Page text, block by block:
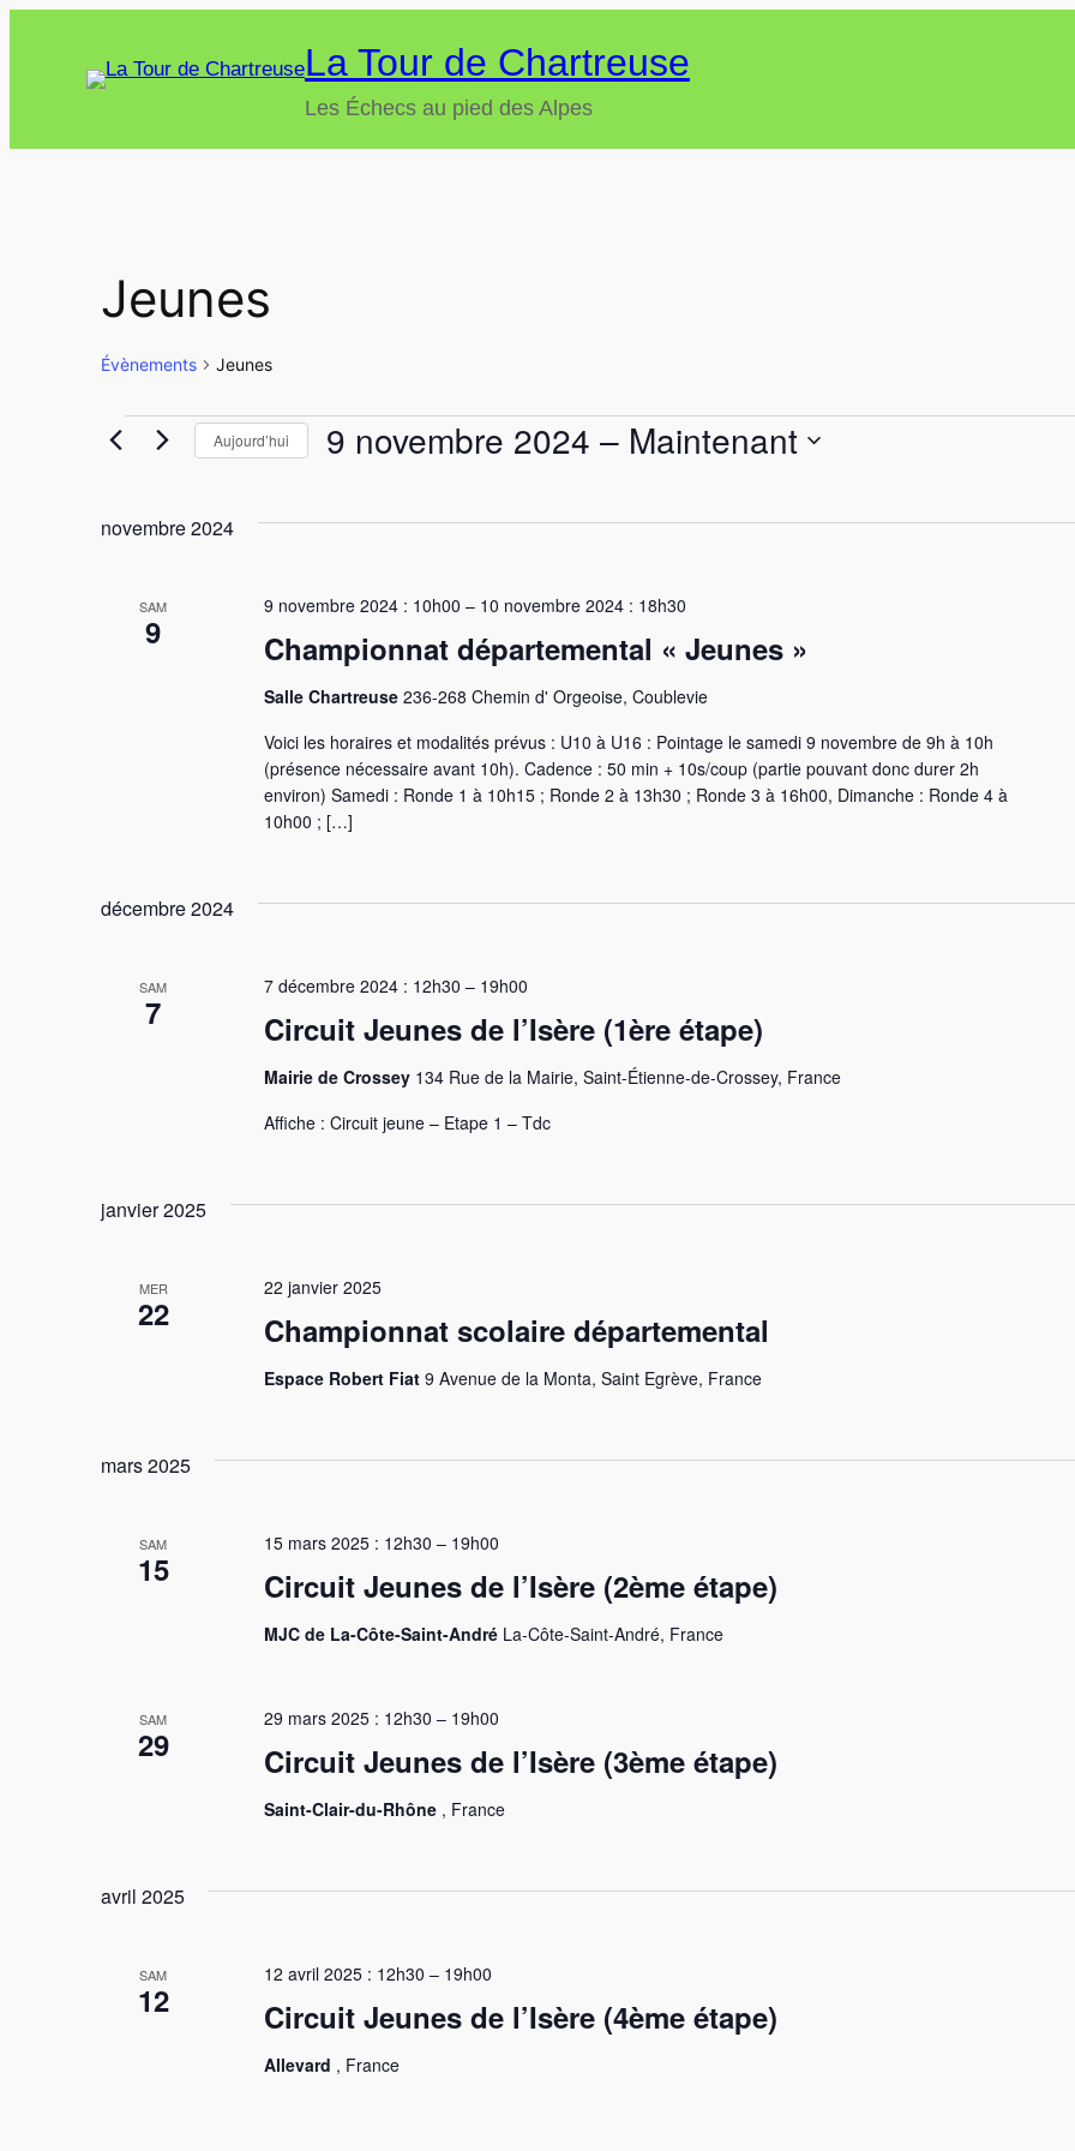
La Tour de Chartreuse
Les Échecs au pied des Alpes
Jeunes
Évènements Jeunes
Évènements
Aujourd’hui 9 novembre 2024 – Maintenant
novembre 2024
SAM
9 Championnat départemental « Jeunes »
9 novembre 2024 : 10h00 – 10 novembre 2024 : 18h30
Salle Chartreuse 236-268 Chemin d' Orgeoise, Coublevie
Voici les horaires et modalités prévus : U10 à U16 : Pointage le samedi 9 novembre de 9h à 10h
(présence nécessaire avant 10h). Cadence : 50 min + 10s/coup (partie pouvant donc durer 2h
environ) Samedi : Ronde 1 à 10h15 ; Ronde 2 à 13h30 ; Ronde 3 à 16h00, Dimanche : Ronde 4 à
10h00 ; […]
décembre 2024
SAM
7 Circuit Jeunes de l’Isère (1ère étape)
7 décembre 2024 : 12h30 – 19h00
Mairie de Crossey 134 Rue de la Mairie, Saint-Étienne-de-Crossey, France
Affiche : Circuit jeune – Etape 1 – Tdc
janvier 2025
MER
22 Championnat scolaire départemental
22 janvier 2025
Espace Robert Fiat 9 Avenue de la Monta, Saint Egrève, France
mars 2025
SAM
15 Circuit Jeunes de l’Isère (2ème étape)
15 mars 2025 : 12h30 – 19h00
MJC de La-Côte-Saint-André La-Côte-Saint-André, France
SAM
29 Circuit Jeunes de l’Isère (3ème étape)
29 mars 2025 : 12h30 – 19h00
Saint-Clair-du-Rhône , France
avril 2025
SAM
12 Circuit Jeunes de l’Isère (4ème étape)
12 avril 2025 : 12h30 – 19h00
Allevard , France